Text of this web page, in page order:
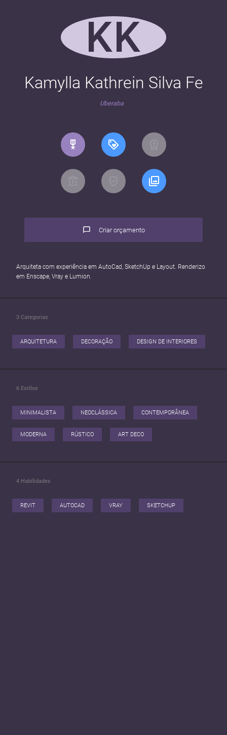
KK
Kamylla Kathrein Silva Fe
Uberaba
Criar orçamento
Arquiteta com experiência em AutoCad, SketchUp e Layout. Renderizo
em Enscape, Vray e Lumion.
3 Categorias
ARQUITETURA DECORAÇÃO DESIGN DE INTERIORES
6 Estilos
MINIMALISTA NEOCLÁSSICA CONTEMPORÂNEA
MODERNA RÚSTICO ART DECO
4 Habilidades
REVIT AUTOCAD VRAY SKETCHUP